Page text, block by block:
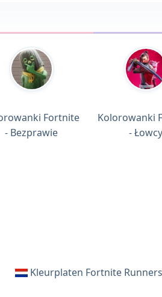
Fortnite
- Bezprawie
Kolorowanki
- Łowcy
Kleurplaten Fortnite Runners